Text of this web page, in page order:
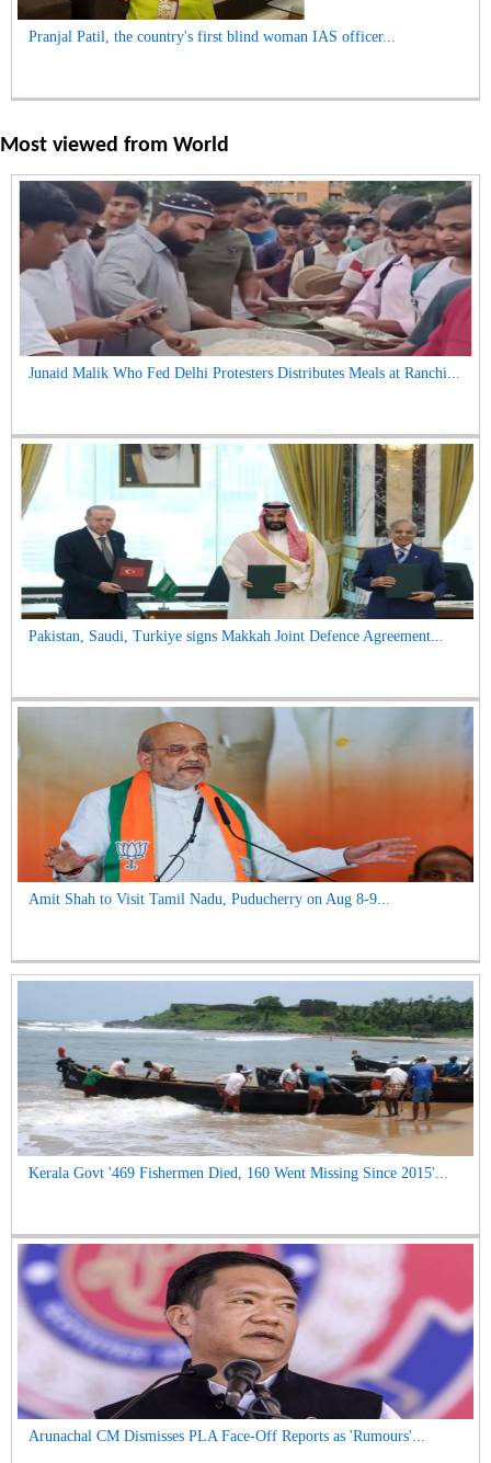
Pranjal Patil, the country's first blind woman IAS officer...
Most viewed from World
Junaid Malik Who Fed Delhi Protesters Distributes Meals at Ranchi...
Pakistan, Saudi, Turkiye signs Makkah Joint Defence Agreement...
Amit Shah to Visit Tamil Nadu, Puducherry on Aug 8-9...
Kerala Govt '469 Fishermen Died, 160 Went Missing Since 2015'...
Arunachal CM Dismisses PLA Face-Off Reports as 'Rumours'...